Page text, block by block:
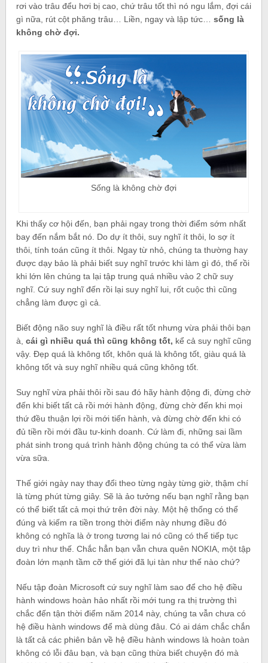
rơi vào trâu đểu hơi bị cao, chứ trâu tốt thì nó ngu lắm, đợi cái
gì nữa, rút cột phăng trâu… Liền, ngay và lập tức…sống là
không chờ đợi.
Sống là không chờ đợi
Khi thấy cơ hội đến, bạn phải ngay trong thời điểm sớm nhất
bay đến nắm bắt nó. Do dự ít thôi, suy nghĩ ít thôi, lo sợ ít
thôi, tính toán cũng ít thôi. Ngay từ nhỏ, chúng ta thường hay
được dạy bảo là phải biết suy nghĩ trước khi làm gì đó, thế rồi
khi lớn lên chúng ta lại tập trung quá nhiều vào 2 chữ suy
nghĩ. Cứ suy nghĩ đến rồi lại suy nghĩ lui, rốt cuộc thì cũng
chẳng làm được gì cả.
Biết động não suy nghĩ là điều rất tốt nhưng vừa phải thôi bạn
à,cái gì nhiều quá thì cũng không tốt, kể cả suy nghĩ cũng
vậy. Đẹp quá là không tốt, khôn quá là không tốt, giàu quá là
không tốt và suy nghĩ nhiều quá cũng không tốt.
Suy nghĩ vừa phải thôi rồi sau đó hãy hành động đi, đừng chờ
đến khi biết tất cả rồi mới hành động, đừng chờ đến khi mọi
thứ đều thuận lợi rồi mới tiến hành, và đừng chờ đến khi có
đủ tiền rồi mới đầu tư-kinh doanh. Cứ làm đi, những sai lầm
phát sinh trong quá trình hành động chúng ta có thể vừa làm
vừa sữa.
Thế giới ngày nay thay đổi theo từng ngày từng giờ, thậm chí
là từng phút từng giây. Sẽ là ảo tưởng nếu bạn nghĩ rằng bạn
có thể biết tất cả mọi thứ trên đời này. Một hệ thống có thể
đúng và kiếm ra tiền trong thời điểm này nhưng điều đó
không có nghĩa là ở trong tương lai nó cũng có thể tiếp tục
duy trì như thế. Chắc hẳn bạn vẫn chưa quên NOKIA, một tập
đoàn lớn mạnh tầm cỡ thế giới đã lụi tàn như thế nào chứ?
Nếu tập đoàn Microsoft cứ suy nghĩ làm sao để cho hệ điều
hành windows hoàn hảo nhất rồi mới tung ra thị trường thì
chắc đến tận thời điểm năm 2014 này, chúng ta vẫn chưa có
hệ điều hành windows để mà dùng đâu. Có ai dám chắc chắn
là tất cả các phiên bản về hệ điều hành windows là hoàn toàn
không có lỗi đâu bạn, và bạn cũng thừa biết chuyện đó mà